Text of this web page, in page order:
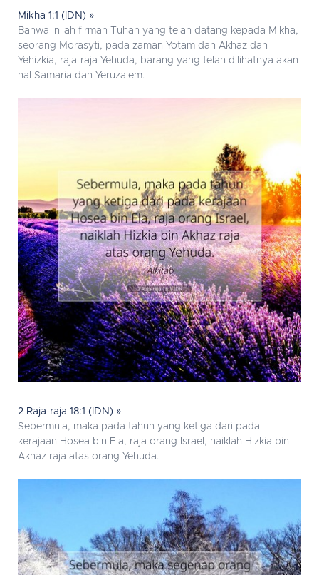
Mikha 1:1 (IDN) »
Bahwa inilah firman Tuhan yang telah datang kepada Mikha,
seorang Morasyti, pada zaman Yotam dan Akhaz dan
Yehizkia, raja-raja Yehuda, barang yang telah dilihatnya akan
hal Samaria dan Yeruzalem.
2 Raja-raja 18:1 (IDN) »
Sebermula, maka pada tahun yang ketiga dari pada
kerajaan Hosea bin Ela, raja orang Israel, naiklah Hizkia bin
Akhaz raja atas orang Yehuda.